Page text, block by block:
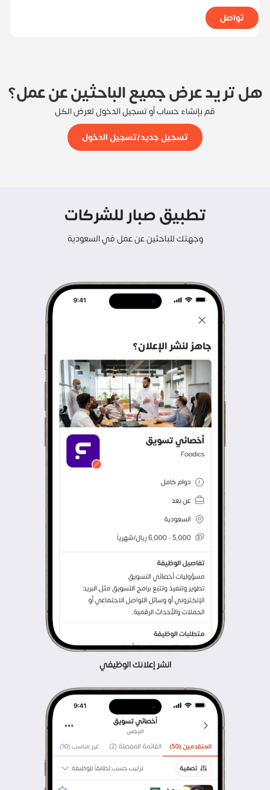
تواصل
هل تريد عرض جميع الباحثين عن عمل؟
قم بإنشاء حساب أو تسجيل الدخول لعرض الكل
تسجيل جديد/تسجيل الدخول
تطبيق صبار للشركات
وجهتك للباحثين عن عمل في السعودية
انشر إعلانك الوظيفي